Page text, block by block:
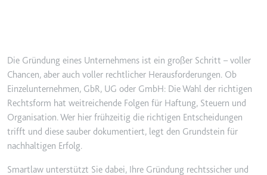
Die Gründung eines Unternehmens ist ein großer Schritt – voller
Chancen, aber auch voller rechtlicher Herausforderungen. Ob
Einzelunternehmen, GbR, UG oder GmbH: Die Wahl der richtigen
Rechtsform hat weitreichende Folgen für Haftung, Steuern und
Organisation. Wer hier frühzeitig die richtigen Entscheidungen
trifft und diese sauber dokumentiert, legt den Grundstein für
nachhaltigen Erfolg.
Smartlaw unterstützt Sie dabei, Ihre Gründung rechtssicher und